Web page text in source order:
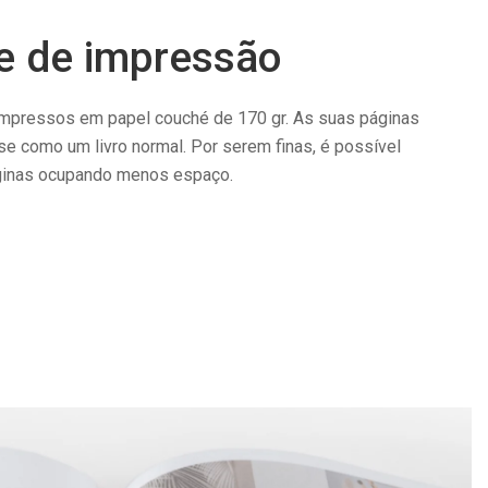
de impressão
em papel couché de 170 gr. As suas páginas
como um livro normal. Por serem finas, é possível
ocupando menos espaço.